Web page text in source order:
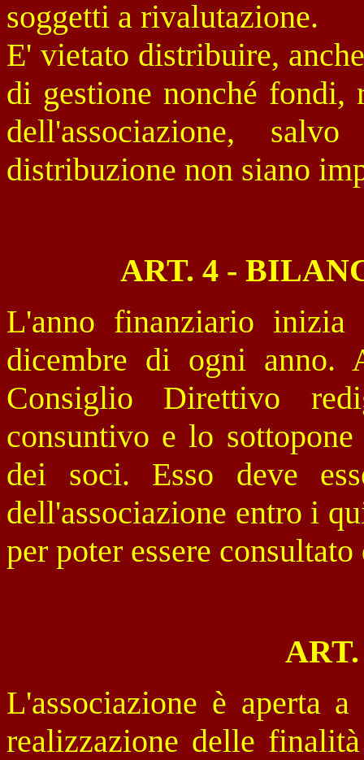
soggetti a rivalutazione.
E' vietato distribuire,
di gestione nonché fondi,
dell'associazione,
distribuzione non siano
ART. 4 -
L'anno finanziario
dicembre di ogni
Consiglio Direttivo
consuntivo e lo
dei soci. Esso deve
dell'associazione entro i
per poter essere
L'associazione è aperta
realizzazione delle